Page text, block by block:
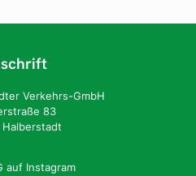
Verkehrs-GmbH
83
Instagram